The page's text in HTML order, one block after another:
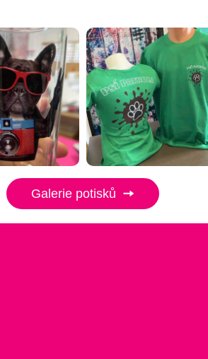
Galerie potisků